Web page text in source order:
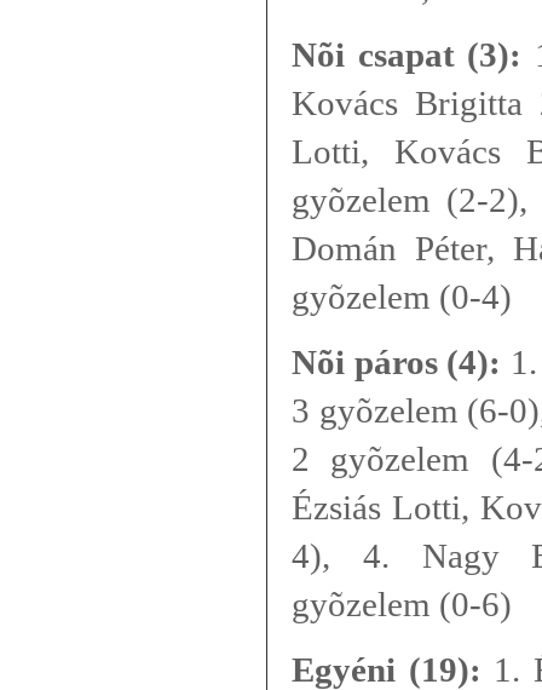
Nõi csapat (3):
Kovács Brigitta
Lotti, Kovács
gyõzelem (2-
Domán Péter,
gyõzelem (0-4)
Nõi páros (4):
3 gyõzelem (6-
2 gyõzelem
Ézsiás Lotti,
4), 4. Nagy
gyõzelem (0-6)
Egyéni (19): 1.